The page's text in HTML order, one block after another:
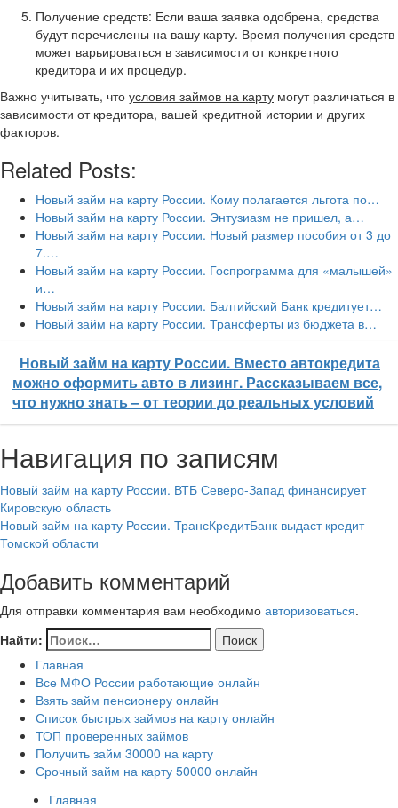
Получение средств: Если ваша заявка одобрена, средства
будут перечислены на вашу карту. Время получения средств
может варьироваться в зависимости от конкретного
кредитора и их процедур.
Важно учитывать, что условия займов на карту могут различаться в
зависимости от кредитора, вашей кредитной истории и других
факторов.
Related Posts:
Новый займ на карту России. Кому полагается льгота по…
Новый займ на карту России. Энтузиазм не пришел, а…
Новый займ на карту России. Новый размер пособия от 3 до
7.…
Новый займ на карту России. Госпрограмма для «малышей»
и…
Новый займ на карту России. Балтийский Банк кредитует…
Новый займ на карту России. Трансферты из бюджета в…
Новый займ на карту России. Вместо автокредита
можно оформить авто в лизинг. Рассказываем все,
что нужно знать – от теории до реальных условий
Навигация по записям
Новый займ на карту России. ВТБ Северо-Запад финансирует
Кировскую область
Новый займ на карту России. ТрансКредитБанк выдаст кредит
Томской области
Добавить комментарий
Для отправки комментария вам необходимо авторизоваться.
Найти:
Главная
Все МФО России работающие онлайн
Взять займ пенсионеру онлайн
Список быстрых займов на карту онлайн
ТОП проверенных займов
Получить займ 30000 на карту
Срочный займ на карту 50000 онлайн
Главная